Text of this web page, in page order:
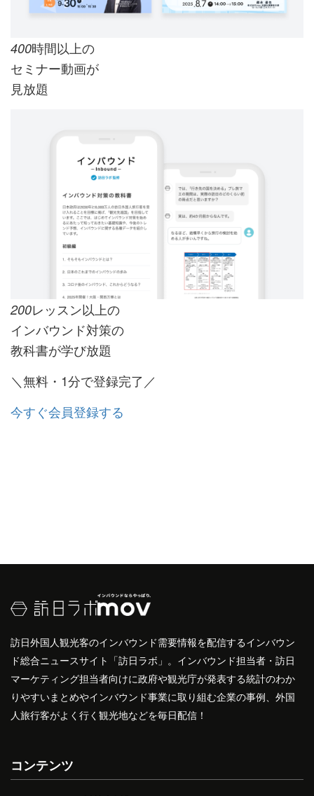
400時間以上の
セミナー動画が
見放題
200レッスン以上の
インバウンド対策の
教科書が学び放題
＼無料・1分で登録完了／
今すぐ会員登録する
訪日外国人観光客のインバウンド需要情報を配信するインバウン
ド総合ニュースサイト「訪日ラボ」。インバウンド担当者・訪日
マーケティング担当者向けに政府や観光庁が発表する統計のわか
りやすいまとめやインバウンド事業に取り組む企業の事例、外国
人旅行客がよく行く観光地などを毎日配信！
コンテンツ